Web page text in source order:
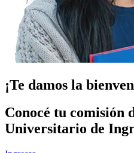
¡Te damos la
Conocé tu comisión
Universitario de